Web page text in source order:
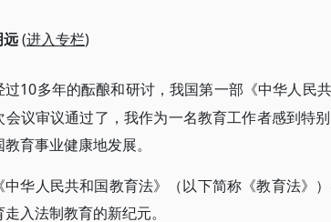
远(进入专栏)
过10多年的酝酿和研讨，我国第一部《中华人民
会议审议通过了，我作为一名教育工作者感到特
育事业健康地发展。
中华人民共和国教育法》（以下简称《教育法》
走入法制教育的新纪元。